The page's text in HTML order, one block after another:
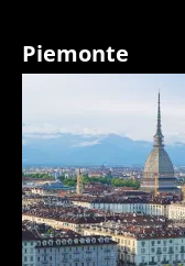
Piemonte